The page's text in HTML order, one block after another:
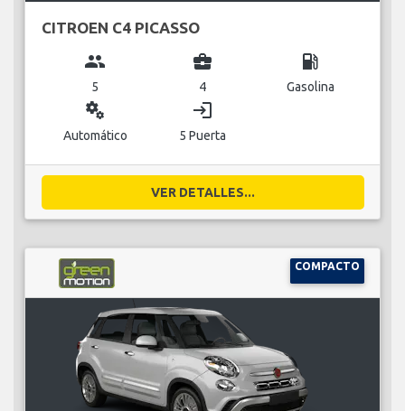
CITROEN C4 PICASSO
group
5
business_center
4
local_gas_station
Gasolina
miscellaneous_services
Automático
login
5 Puerta
VER DETALLES...
COMPACTO